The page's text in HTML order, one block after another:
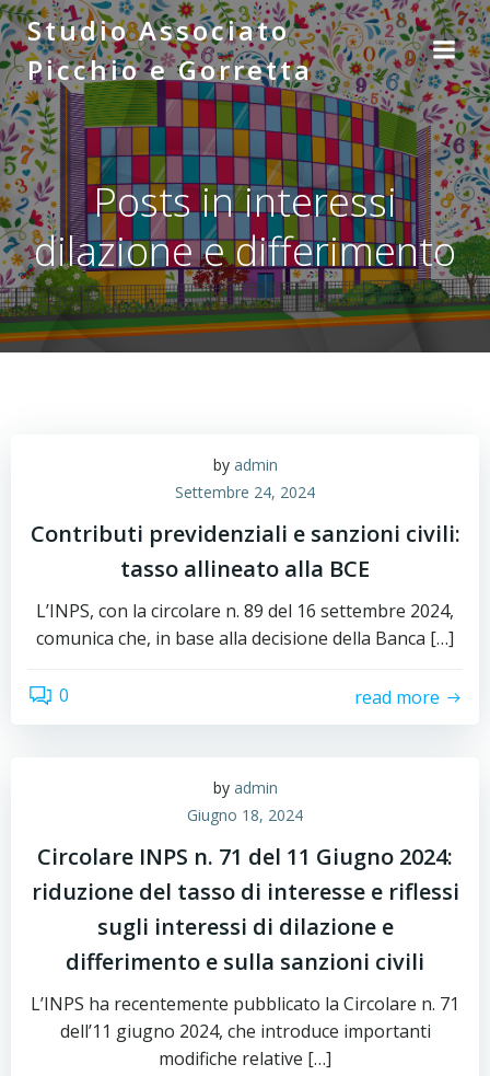
Vai
al
contenuto
Studio Associato
Picchio e Gorretta
Posts in interessi
dilazione e differimento
by admin
Settembre 24, 2024
Contributi previdenziali e sanzioni civili:
tasso allineato alla BCE
L’INPS, con la circolare n. 89 del 16 settembre 2024,
comunica che, in base alla decisione della Banca […]
0 read more
by admin
Giugno 18, 2024
Circolare INPS n. 71 del 11 Giugno 2024:
riduzione del tasso di interesse e riflessi
sugli interessi di dilazione e
differimento e sulla sanzioni civili
L’INPS ha recentemente pubblicato la Circolare n. 71
dell’11 giugno 2024, che introduce importanti
modifiche relative […]